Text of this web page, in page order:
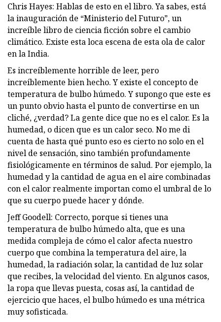
Chris Hayes: Hablas de esto en el libro. Ya sabes, está
la inauguración de “Ministerio del Futuro”, un
increíble libro de ciencia ficción sobre el cambio
climático. Existe esta loca escena de esta ola de calor
en la India.
Es increíblemente horrible de leer, pero
increíblemente bien hecho. Y existe el concepto de
temperatura de bulbo húmedo. Y supongo que este es
un punto obvio hasta el punto de convertirse en un
cliché, ¿verdad? La gente dice que no es el calor. Es la
humedad, o dicen que es un calor seco. No me di
cuenta de hasta qué punto eso es cierto no solo en el
nivel de sensación, sino también profundamente
fisiológicamente en términos de salud. Por ejemplo, la
humedad y la cantidad de agua en el aire combinadas
con el calor realmente importan como el umbral de lo
que su cuerpo puede hacer y dónde.
Jeff Goodell: Correcto, porque si tienes una
temperatura de bulbo húmedo alta, que es una
medida compleja de cómo el calor afecta nuestro
cuerpo que combina la temperatura del aire, la
humedad, la radiación solar, la cantidad de luz solar
que recibes, la velocidad del viento. En algunos casos,
la ropa que llevas puesta, cosas así, la cantidad de
ejercicio que haces, el bulbo húmedo es una métrica
muy sofisticada.